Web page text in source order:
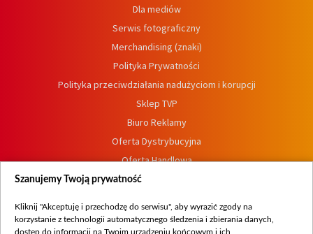
Dla mediów
Serwis fotograficzny
Merchandising (znaki)
Polityka Prywatności
Polityka przeciwdziałania nadużyciom i korupcji
Sklep TVP
Biuro Reklamy
Oferta Dystrybucyjna
Oferta Handlowa
Dostępność
Procedura zgłoszeń wewnętrznych
Szanujemy Twoją prywatność
Kliknij "Akceptuję i przechodzę do serwisu", aby wyrazić zgody na
korzystanie z technologii automatycznego śledzenia i zbierania danych,
dostęp do informacji na Twoim urządzeniu końcowym i ich